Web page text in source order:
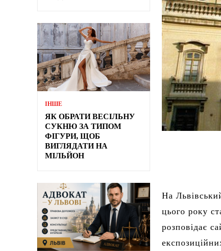
ІНШЕ
ЯК ОБРАТИ ВЕСІЛЬНУ
СУКНЮ ЗА ТИПОМ
ФІГУРИ, ЩОБ
ВИГЛЯДАТИ НА
МІЛЬЙОН
На
цього року
розповідає